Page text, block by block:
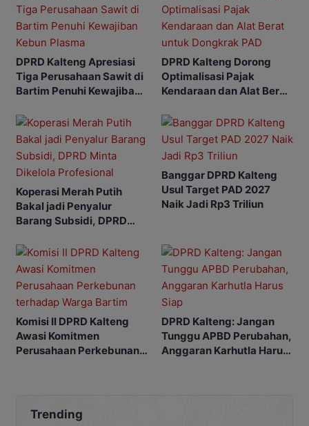
DPRD Kalteng Apresiasi
Tiga Perusahaan Sawit di
Bartim Penuhi Kewajiban
DPRD Kalteng Dorong
Optimalisasi Pajak
Kendaraan dan Alat Berat
Koperasi Merah Putih
Bakal jadi Penyalur
Barang Subsidi, DPRD
Banggar DPRD Kalteng
Usul Target PAD 2027
Naik Jadi Rp3 Triliun
Komisi II DPRD Kalteng
Awasi Komitmen
Perusahaan Perkebunan
DPRD Kalteng: Jangan
Tunggu APBD Perubahan,
Anggaran Karhutla Harus
Trending